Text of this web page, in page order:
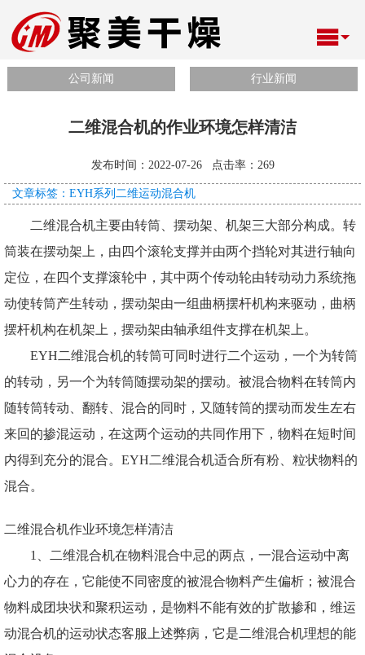
公司新闻 行业新闻
二维混合机的作业环境怎样清洁
发布时间：2022-07-26 点击率： 269
文章标签：EYH系列二维运动混合机
二维混合机主要由转筒、摆动架、机架三大部分构成。转
筒装在摆动架上，由四个滚轮支撑并由两个挡轮对其进行轴向
定位，在四个支撑滚轮中，其中两个传动轮由转动动力系统拖
动使转筒产生转动，摆动架由一组曲柄摆杆机构来驱动，曲柄
摆杆机构在机架上，摆动架由轴承组件支撑在机架上。
EYH二维混合机的转筒可同时进行二个运动，一个为转筒
的转动，另一个为转筒随摆动架的摆动。被混合物料在转筒内
随转筒转动、翻转、混合的同时，又随转筒的摆动而发生左右
来回的掺混运动，在这两个运动的共同作用下，物料在短时间
内得到充分的混合。 EYH二维混合机适合所有粉、粒状物料的
混合。
二维混合机作业环境怎样清洁
1、二维混合机在物料混合中忌的两点，一混合运动中离
心力的存在，它能使不同密度的被混合物料产生偏析；被混合
物料成团块状和聚积运动，是物料不能有效的扩散掺和，维运
动混合机的运动状态客服上述弊病，它是二维混合机理想的能